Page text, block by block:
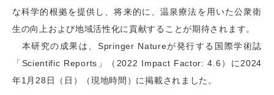
な科学的根拠を提供し、将来的に、温泉療法を用いた公衆衛
生の向上および地域活性化に貢献することが期待されます。
本研究の成果は、Springer Natureが発行する国際学術誌
「Scientific Reports」（2022 Impact Factor: 4.6）に2024
年1月28日（日）（現地時間）に掲載されました。